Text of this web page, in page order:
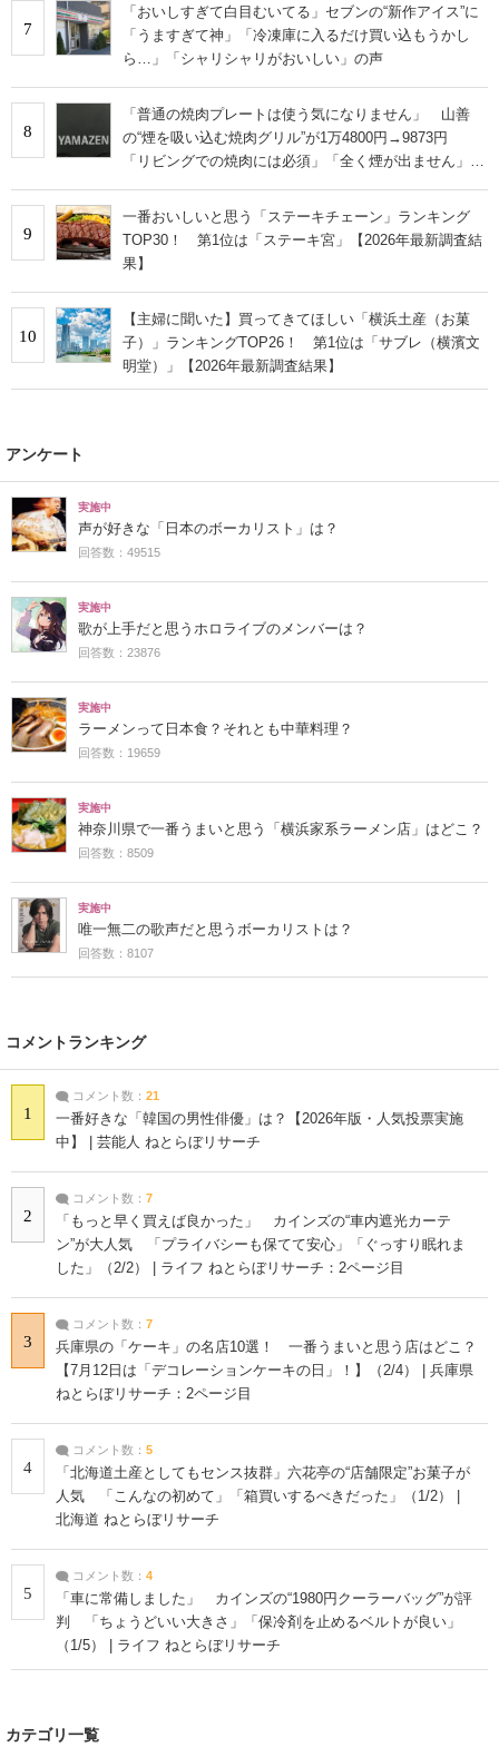
7
「おいしすぎて白目むいてる」セブンの“新作アイス”に
「うますぎて神」「冷凍庫に入るだけ買い込もうかし
ら…」「シャリシャリがおいしい」の声
8
「普通の焼肉プレートは使う気になりません」 山善
の“煙を吸い込む焼肉グリル”が1万4800円→9873円
「リビングでの焼肉には必須」「全く煙が出ません」と
9
一番おいしいと思う「ステーキチェーン」ランキング
TOP30！ 第1位は「ステーキ宮」【2026年最新調査結
果】
10
【主婦に聞いた】買ってきてほしい「横浜土産（お菓
子）」ランキングTOP26！ 第1位は「サブレ（横濱文
明堂）」【2026年最新調査結果】
アンケート
実施中
声が好きな「日本のボーカリスト」は？
回答数：49515
実施中
歌が上手だと思うホロライブのメンバーは？
回答数：23876
実施中
ラーメンって日本食？それとも中華料理？
回答数：19659
実施中
神奈川県で一番うまいと思う「横浜家系ラーメン店」はどこ？
回答数：8509
実施中
唯一無二の歌声だと思うボーカリストは？
回答数：8107
コメントランキング
1
コメント数： 21
一番好きな「韓国の男性俳優」は？【2026年版・人気投票実施
中】 | 芸能人 ねとらぼリサーチ
2
コメント数： 7
「もっと早く買えば良かった」 カインズの“車内遮光カーテ
ン”が大人気 「プライバシーも保てて安心」「ぐっすり眠れま
した」（2/2） | ライフ ねとらぼリサーチ：2ページ目
3
コメント数： 7
兵庫県の「ケーキ」の名店10選！ 一番うまいと思う店はどこ？
【7月12日は「デコレーションケーキの日」！】（2/4） | 兵庫県
ねとらぼリサーチ：2ページ目
4
コメント数： 5
「北海道土産としてもセンス抜群」六花亭の“店舗限定”お菓子が
人気 「こんなの初めて」「箱買いするべきだった」（1/2） |
北海道 ねとらぼリサーチ
5
コメント数： 4
「車に常備しました」 カインズの“1980円クーラーバッグ”が評
判 「ちょうどいい大きさ」「保冷剤を止めるベルトが良い」
（1/5） | ライフ ねとらぼリサーチ
カテゴリ一覧